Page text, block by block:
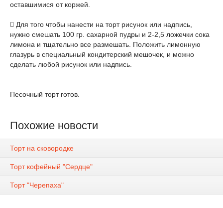
оставшимися от коржей.
 Для того чтобы нанести на торт рисунок или надпись,
нужно смешать 100 гр. сахарной пудры и 2-2,5 ложечки сока
лимона и тщательно все размешать. Положить лимонную
глазурь в специальный кондитерский мешочек, и можно
сделать любой рисунок или надпись.
Песочный торт готов.
Похожие новости
Торт на сковородке
Торт кофейный "Сердце"
Торт "Черепаха"